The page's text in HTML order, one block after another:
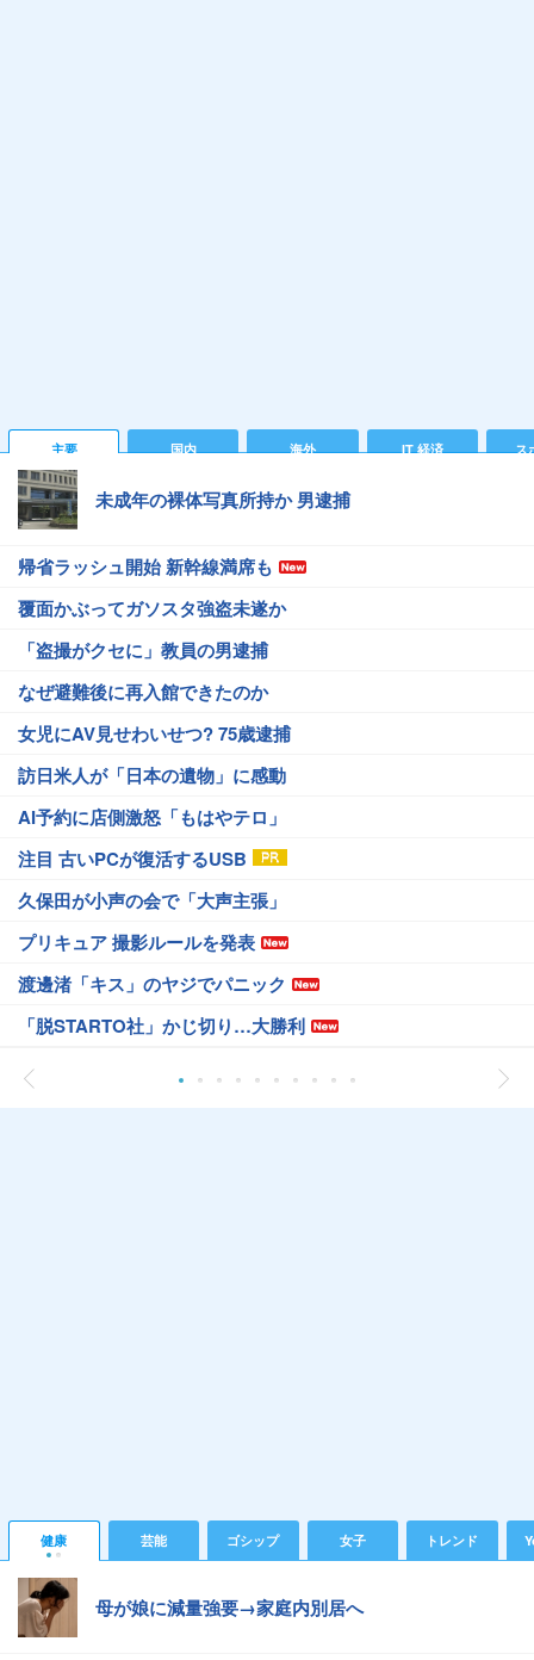
主要 国内 海外 IT 経済 ス
未成年の裸体写真所持か 男逮捕
帰省ラッシュ開始 新幹線満席も
覆面かぶってガソスタ強盗未遂か
「盗撮がクセに」教員の男逮捕
なぜ避難後に再入館できたのか
女児にAV見せわいせつ? 75歳逮捕
訪日米人が「日本の遺物」に感動
AI予約に店側激怒「もはやテロ」
注目 古いPCが復活するUSB
久保田が小声の会で「大声主張」
プリキュア 撮影ルールを発表
渡邊渚「キス」のヤジでパニック
「脱STARTO社」かじ切り…大勝利
健康 芸能 ゴシップ 女子 トレンド
母が娘に減量強要→家庭内別居へ